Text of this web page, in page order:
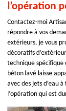
l’opération
Contactez-moi
répondre à vos
extérieurs, je vous
décoratifs
technique spécifique
béton lavé laisse
avec des jets d’eau
l’opération qui est